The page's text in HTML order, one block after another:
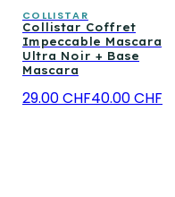
COLLISTAR
Collistar Coffret
Impeccable Mascara
Ultra Noir + Base
Mascara
29.00 CHF40.00 CHF